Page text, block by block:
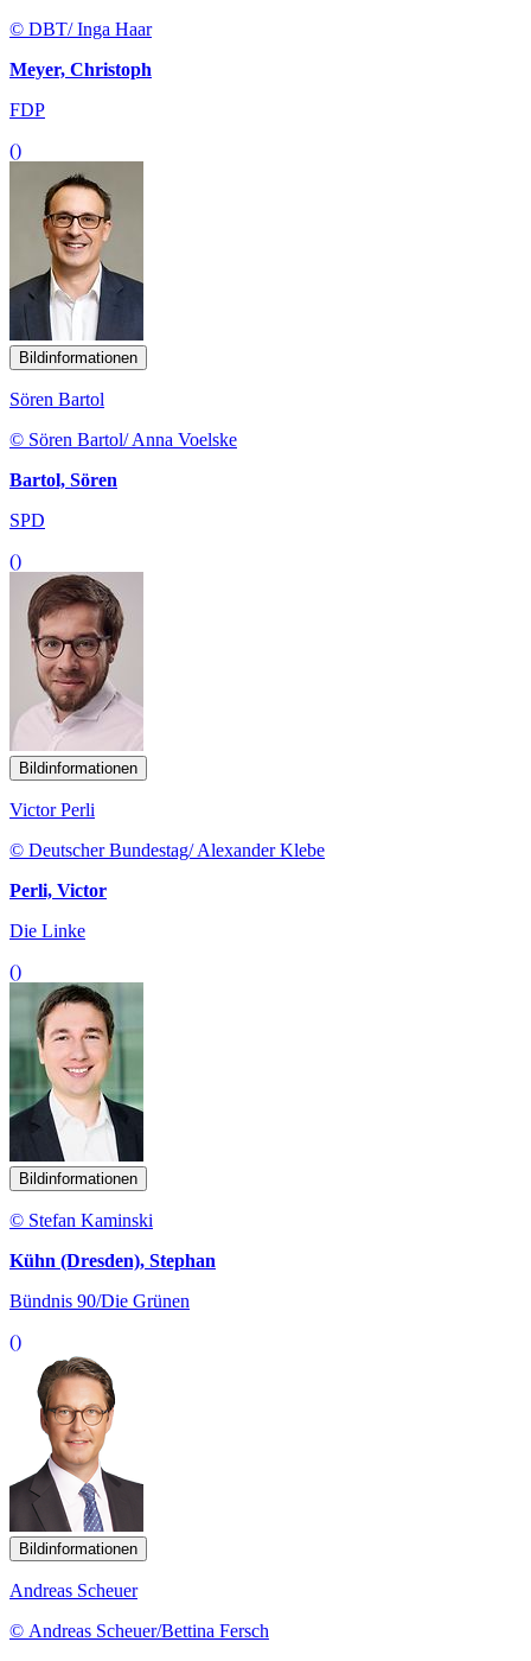
© DBT/ Inga Haar
Meyer, Christoph
FDP
()
Bildinformationen
Sören Bartol
© Sören Bartol/ Anna Voelske
Bartol, Sören
SPD
()
Bildinformationen
Victor Perli
© Deutscher Bundestag/ Alexander Klebe
Perli, Victor
Die Linke
()
Bildinformationen
© Stefan Kaminski
Kühn (Dresden), Stephan
Bündnis 90/Die Grünen
()
Bildinformationen
Andreas Scheuer
© Andreas Scheuer/Bettina Fersch